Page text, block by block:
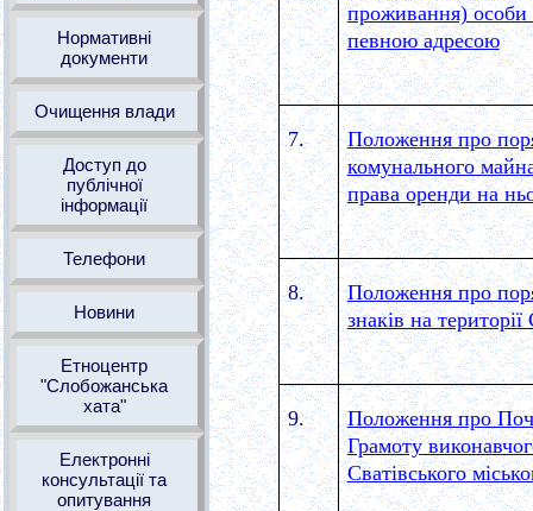
Нормативні
документи
Очищення влади
Доступ до
публічної
інформації
Телефони
Новини
Етноцентр
"Слобожанська
хата"
Електронні
консультації та
опитування
проживання) особи
певною адресою
7.
Положення про
комунального
права оренди на
8.
Положення про
знаків на території
9.
Положення про
Грамоту
Сватівського